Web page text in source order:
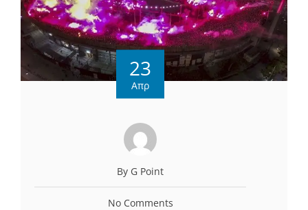
23
Απρ
By G Point
No Comments